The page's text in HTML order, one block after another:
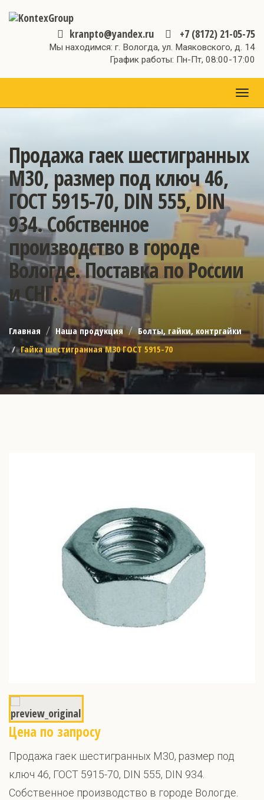
kranpto@yandex.ru +7 (8172) 21-05-75
Мы находимся: г. Вологда, ул. Маяковского, д. 14
График работы: Пн-Пт, 08:00-17:00
Продажа гаек шестигранных
М30, размер под ключ 46,
ГОСТ 5915-70, DIN 555, DIN
934. Собственное
производство в городе
Вологде. Поставка по России
и СНГ.
Главная Наша продукция
Болты, гайки, контргайки
Гайка шестигранная М30 ГОСТ 5915-70
Цена по запросу
Продажа гаек шестигранных М30, размер под
ключ 46, ГОСТ 5915-70, DIN 555, DIN 934.
Собственное производство в городе Вологде.